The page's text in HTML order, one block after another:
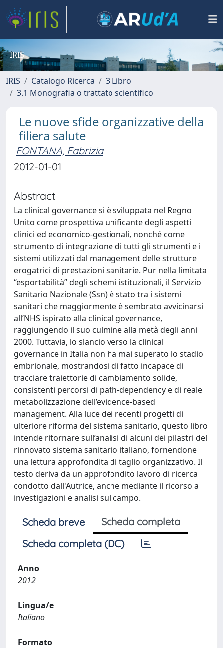
IRIS
IRIS Catalogo Ricerca
3 Libro
3.1 Monografia o trattato scientifico
Le nuove sfide organizzative della
filiera salute
FONTANA, Fabrizia
2012-01-01
Abstract
La clinical governance si è sviluppata nel Regno
Unito come prospettiva unificante degli aspetti
clinici ed economico-gestionali, nonché come
strumento di integrazione di tutti gli strumenti e i
sistemi utilizzati dal management delle strutture
erogatrici di prestazioni sanitarie. Pur nella limitata
“esportabilità” degli schemi istituzionali, il Servizio
Sanitario Nazionale (Ssn) è stato tra i sistemi
sanitari che maggiormente è sembrato avvicinarsi
all’NHS ispirato alla clinical governance,
raggiungendo il suo culmine alla metà degli anni
2000. Tuttavia, lo slancio verso la clinical
governance in Italia non ha mai superato lo stadio
embrionale, mostrandosi di fatto incapace di
tracciare traiettorie di cambiamento solide,
consistenti percorsi di path-dependency e di reale
metabolizzazione dell’evidence-based
management. Alla luce dei recenti progetti di
ulteriore riforma del sistema sanitario, questo libro
intende ritornare sull’analisi di alcuni dei pilastri del
rinnovato sistema sanitario italiano, fornendone
una lettura approfondita di taglio organizzativo. Il
testo deriva da un approfondito lavoro di ricerca
condotto dall'Autrice, anche mediante il ricorso a
investigazioni e analisi sul campo.
Scheda breve
Scheda completa
Scheda completa (DC)
Anno
2012
Lingua/e
Italiano
Formato